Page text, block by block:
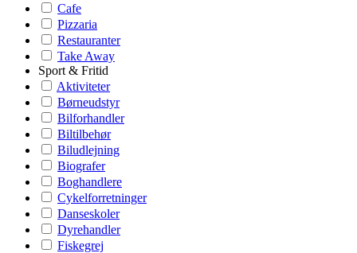
Cafe
Pizzaria
Restauranter
Take Away
Sport & Fritid
Aktiviteter
Børneudstyr
Bilforhandler
Biltilbehør
Biludlejning
Biografer
Boghandlere
Cykelforretninger
Danseskoler
Dyrehandler
Fiskegrej